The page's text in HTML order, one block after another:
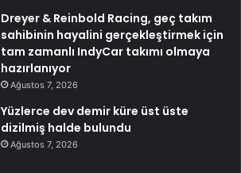
Dreyer & Reinbold Racing, geç takım
sahibinin hayalini gerçekleştirmek için
tam zamanlı IndyCar takımı olmaya
hazırlanıyor
Ağustos 7, 2026
Yüzlerce dev demir küre üst üste
dizilmiş halde bulundu
Ağustos 7, 2026